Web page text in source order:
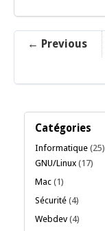
← Previous
Catégories
Informatique (25)
GNU/Linux (17)
Mac (1)
Sécurité (4)
Webdev (4)